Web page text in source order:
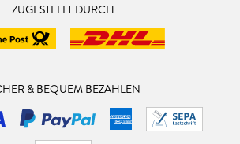
ZUGESTELLT DURCH
& BEQUEM BEZAHLEN